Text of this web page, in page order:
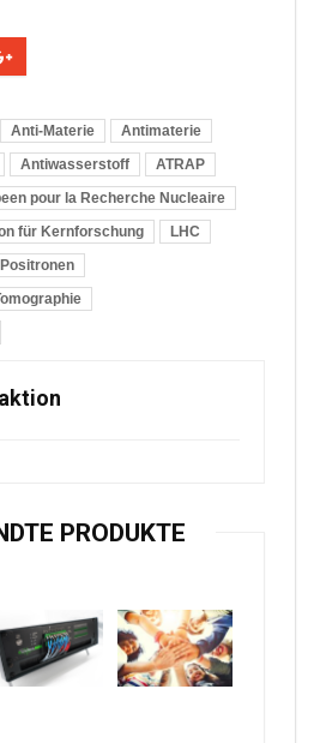
Anti-Materie
Antimaterie
Antiwasserstoff
ATRAP
pour la Recherche Nucleaire
für Kernforschung
LHC
Positronen
PRODUKTE